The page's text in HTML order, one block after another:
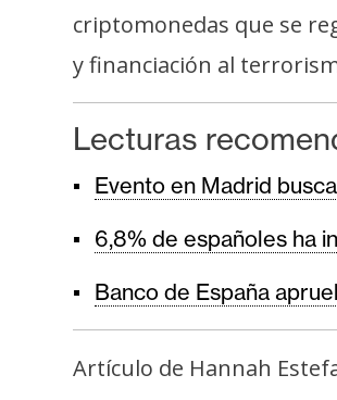
criptomonedas que se
y financiación al
Lecturas
Evento en Madrid
6,8% de españoles ha
Banco de España
Artículo de Hannah